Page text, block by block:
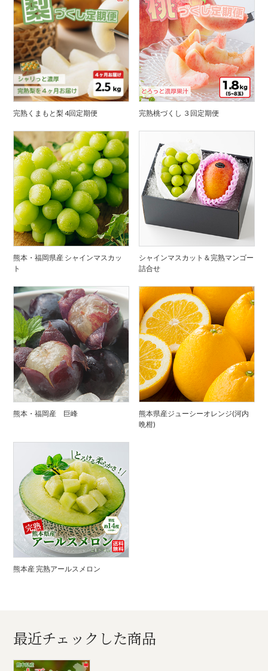
完熟くまもと梨 4回定期便 完熟桃づくし ３回定期便
熊本・福岡県産 シャインマスカッ
ト
シャインマスカット＆完熟マンゴー
詰合せ
熊本・福岡産 巨峰
熊本県産ジューシーオレンジ(河内
晩柑)
熊本産 完熟アールスメロン
最近チェックした商品